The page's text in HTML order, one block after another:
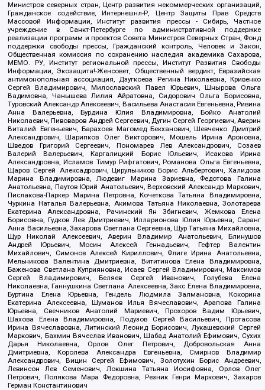
Министров северных стран, Центр развития некоммерческих организаций,
Гражданское содействие, Интернешнл-Р, Центр Защиты Прав Средств
Массовой Информации, Институт развития прессы - Сибирь, Частное
учреждение в Санкт-Петербурге по административной поддержке
реализации программ и проектов Совета Министров Северных Стран, Фонд
поддержки свободы прессы, Гражданский контроль, Человек и Закон,
Общественная комиссия по сохранению наследия академика Сахарова,
МЕМО. РУ, Институт региональной прессы, Институт Развития Свободы
Информации, Экозащита!-Женсовет, Общественный вердикт, Евразийская
антимонопольная ассоциация, Дзугкоева Регина Николаевна, Кривенко
Сергей Владимирович, Милославский Павел Юрьевич, Шнырова Ольга
Вадимовна, Чанышева Лилия Айратовна, Сидорович Ольга Борисовна,
Туровский Александр Алексеевич, Васильева Анастасия Евгеньевна, Ривина
Анна Валерьевна, Бурдина Юлия Владимировна, Бойко Анатолий
Николаевич, Пивоваров Андрей Сергеевич, Дугин Сергей Георгиевич, Аверин
Виталий Евгеньевич, Барахоев Магомед Бекханович, Шевченко Дмитрий
Александрович, Шарипков Олег Викторович, Мошель Ирина Ароновна,
Шведов Григорий Сергеевич, Пономарев Лев Александрович, Созаев
Валерий Валерьевич, Каргалицкий Борис Юльевич, Исакова Ирина
Александровна, Исламов Тимур Рифгатович, Романова Ольга Евгеньевна,
Щаров Сергей Алексадрович, Цирульников Борис Альбертович, Халидова
Марина Владимировна, Людевиг Марина Зариевна, Федотова Галина
Анатольевна, Паутов Юрий Анатольевич, Верховский Александр Маркович,
Пислакова-Паркер Марина Петровна, Кочеткова Татьяна Владимировна,
Чуркина Наталья Валерьевна, Акимова Татьяна Николаевна, Золотарева
Екатерина Александровна, Рачинский Ян Збигневич, Жемкова Елена
Борисовна, Гудков Лев Дмитриевич, Илларионова Юлия Юрьевна, Саранг
Анна Васильевна, Захарова Светлана Сергеевна, Щур Татьяна Михайловна,
Щур Николай Алексеевич, Аверин Владимир Анатольевич, Блинушов
Андрей Юрьевич, Мосин Алексей Геннадьевич, Гефтер Валентин
Михайлович, Симонов Алексей Кириллович, Флиге Ирина Анатольевна,
Мельникова Валентина Дмитриевна, Вититинова Елена Владимировна,
Баженова Светлана Куприяновна, Исаев Сергей Владимирович, Максимов
Сергей Владимирович, Беляев Сергей Иванович, Голубева Елена
Николаевна, Ганнушкина Светлана Алексеевна, Закс Елена Владимировна,
Буртина Елена Юрьевна, Гендель Людмила Залмановна, Кокорина
Екатерина Алексеевна, Шуманов Илья Вячеславович, Арапова Галина
Юрьевна, Свечников Анатолий Мариевич, Прохоров Вадим Юрьевич,
Шахова Елена Владимировна, Подузов Сергей Васильевич, Протасова
Ирина Вячеславовна, Литинский Леонид Борисович, Лукашевский Сергей
Маркович, Бахмин Вячеслав Иванович, Шабад Анатолий Ефимович, Сухих
Дарья Николаевна, Орлов Олег Петрович, Добровольская Анна
Дмитриевна, Королева Александра Евгеньевна, Смирнов Владимир
Александрович, Вицин Сергей Ефимович, Золотухин Борис Андреевич,
Левинсон Лев Семенович, Локшина Татьяна Иосифовна, Орлов Олег
Петрович, Полякова Мара Федоровна, Резник Генри Маркович, Захаров
Герман Константинович